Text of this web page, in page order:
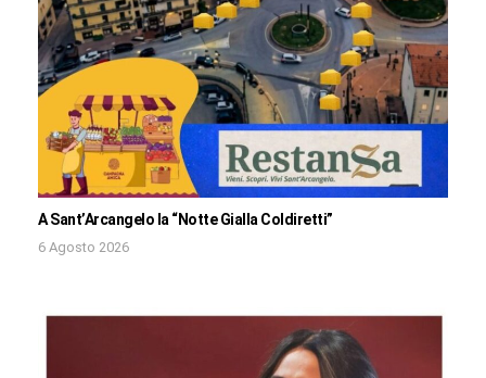
A Sant’Arcangelo la “Notte Gialla Coldiretti”
6 Agosto 2026